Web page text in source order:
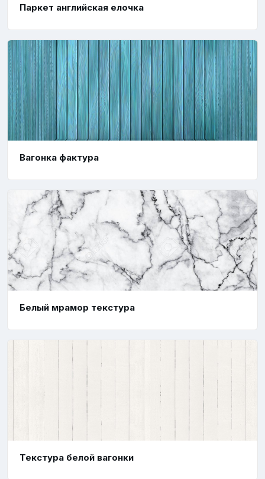
Паркет английская елочка
Вагонка фактура
Белый мрамор текстура
Текстура белой вагонки